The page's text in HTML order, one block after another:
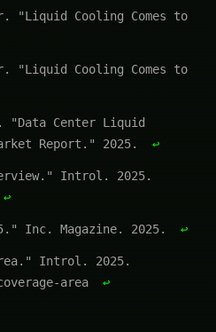
"Liquid Cooling Comes to
"Liquid Cooling Comes to
"Data Center Liquid
Report." 2025.
↩
Introl. 2025.
↩
Inc. Magazine. 2025. ↩
Introl. 2025.
area
↩